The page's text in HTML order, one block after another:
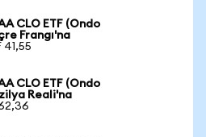
CLO ETF (Ondo
Frangı'na
41,55
CLO ETF (Ondo
Reali'na